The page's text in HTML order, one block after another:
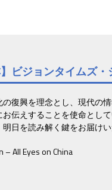
ビジョンタイムズ・
復興を理念とし、現代の
伝えすることを使命とし
日を読み解く鍵をお届けい
– All Eyes on China